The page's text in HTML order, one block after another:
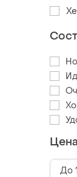
Цена
До